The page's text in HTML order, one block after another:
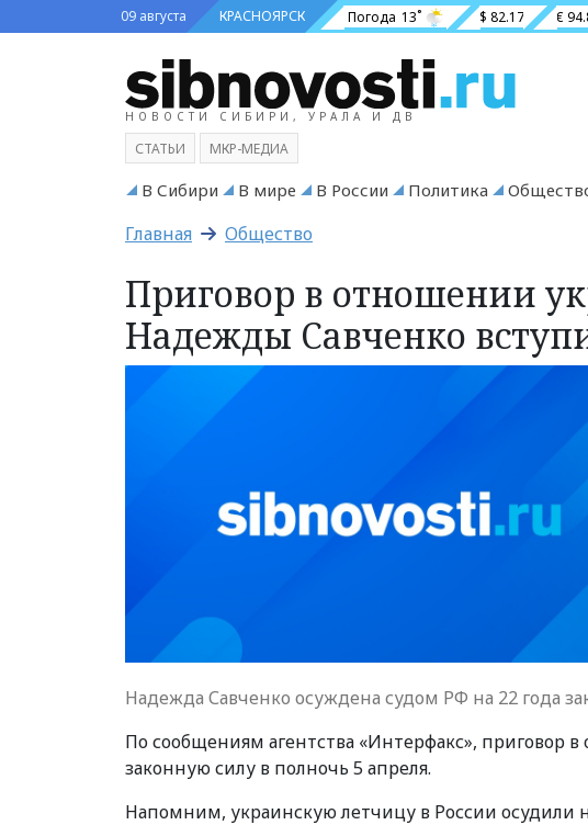
09 августа КРАСНОЯРСК Погода 13˚ $ 82.17 €
НОВОСТИ СИБИРИ, УРАЛА И ДВ
СТАТЬИ МКР-МЕДИА
В Сибири В мире В России Политика
Главная Общество
Приговор в отношении
Надежды Савченко
Надежда Савченко осуждена судом РФ на 22 года
По сообщениям агентства «Интерфакс», приговор
законную силу в полночь 5 апреля.
Напомним, украинскую летчицу в России осудили